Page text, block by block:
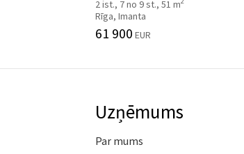
2 ist., 7 no 9 st., 51 m
Rīga, Imanta
61 900 EUR
Uzņēmums
Par mums